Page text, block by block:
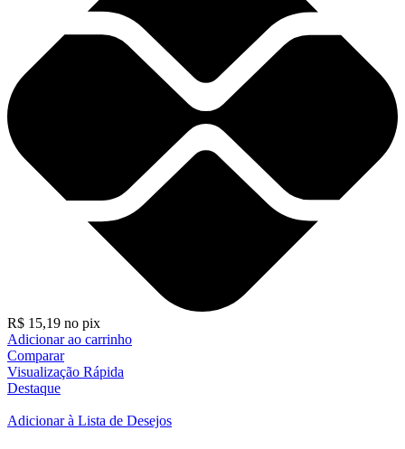
R$ 15,19 no pix
Adicionar ao carrinho
Comparar
Visualização Rápida
Destaque
Adicionar à Lista de Desejos